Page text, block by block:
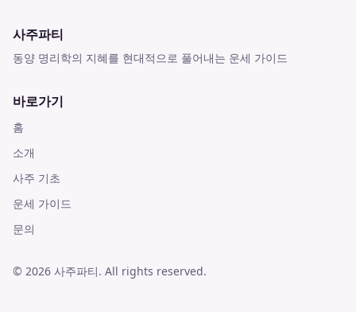
사주파티
동양 명리학의 지혜를 현대적으로 풀어내는 운세 가이드
바로가기
홈
소개
사주 기초
운세 가이드
문의
© 2026 사주파티. All rights reserved.